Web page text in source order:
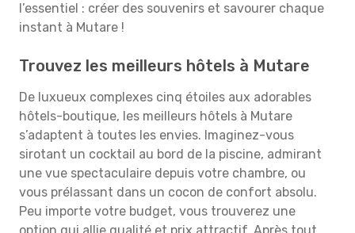
l’essentiel : créer des souvenirs et savourer chaque
instant à Mutare !
Trouvez les meilleurs hôtels à Mutare
De luxueux complexes cinq étoiles aux adorables
hôtels-boutique, les meilleurs hôtels à Mutare
s’adaptent à toutes les envies. Imaginez-vous
sirotant un cocktail au bord de la piscine, admirant
une vue spectaculaire depuis votre chambre, ou
vous prélassant dans un cocon de confort absolu.
Peu importe votre budget, vous trouverez une